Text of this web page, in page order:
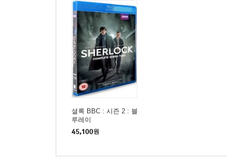
셜록 BBC : 시즌 2 : 블
루레이
45,100원